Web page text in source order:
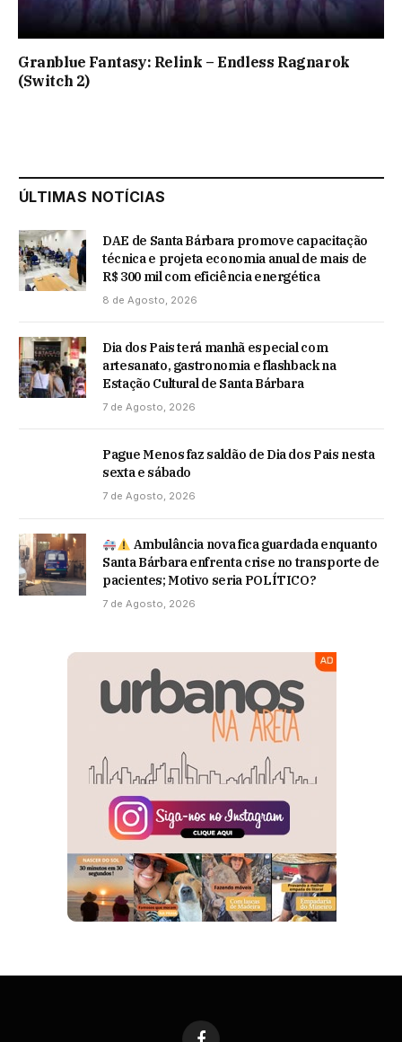
Granblue Fantasy: Relink – Endless Ragnarok
(Switch 2)
ÚLTIMAS NOTÍCIAS
DAE de Santa Bárbara promove capacitação
técnica e projeta economia anual de mais de
R$ 300 mil com eficiência energética
8 de Agosto, 2026
Dia dos Pais terá manhã especial com
artesanato, gastronomia e flashback na
Estação Cultural de Santa Bárbara
7 de Agosto, 2026
Pague Menos faz saldão de Dia dos Pais nesta
sexta e sábado
7 de Agosto, 2026
Ambulância nova fica guardada enquanto
Santa Bárbara enfrenta crise no transporte de
pacientes; Motivo seria POLÍTICO?
7 de Agosto, 2026